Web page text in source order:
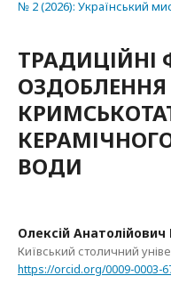
№ 2 (2026): Український
ОЗДОБЛЕННЯ
ВОДИ
Олексій Анатолійович
Київський столичний
https://orcid.org/0009-0003-